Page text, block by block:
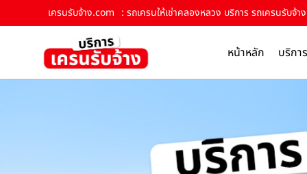
เครนรับจ้าง.com : รถเครนให้เช่าคลองหลวง บริการ รถเครนรับจ้า
หน้าหลัก บริกา